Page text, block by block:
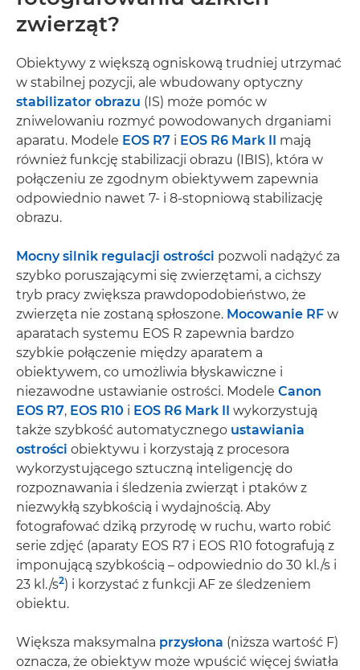
zwierząt?
Obiektywy z większą ogniskową trudniej utrzymać
w stabilnej pozycji, ale wbudowany optyczny
stabilizator obrazu (IS) może pomóc w
zniwelowaniu rozmyć powodowanych drganiami
aparatu. Modele EOS R7 i EOS R6 Mark II mają
również funkcję stabilizacji obrazu (IBIS), która w
połączeniu ze zgodnym obiektywem zapewnia
odpowiednio nawet 7- i 8-stopniową stabilizację
obrazu.
Mocny silnik regulacji ostrości pozwoli nadążyć za
szybko poruszającymi się zwierzętami, a cichszy
tryb pracy zwiększa prawdopodobieństwo, że
zwierzęta nie zostaną spłoszone. Mocowanie RF w
aparatach systemu EOS R zapewnia bardzo
szybkie połączenie między aparatem a
obiektywem, co umożliwia błyskawiczne i
niezawodne ustawianie ostrości. Modele Canon
EOS R7, EOS R10 i EOS R6 Mark II wykorzystują
także szybkość automatycznego ustawiania
ostrości obiektywu i korzystają z procesora
wykorzystującego sztuczną inteligencję do
rozpoznawania i śledzenia zwierząt i ptaków z
niezwykłą szybkością i wydajnością. Aby
fotografować dziką przyrodę w ruchu, warto robić
serie zdjęć (aparaty EOS R7 i EOS R10 fotografują z
imponującą szybkością – odpowiednio do 30 kl./s i
23 kl./s2) i korzystać z funkcji AF ze śledzeniem
obiektu.
Większa maksymalna przysłona (niższa wartość F)
oznacza, że obiektyw może wpuścić więcej światła